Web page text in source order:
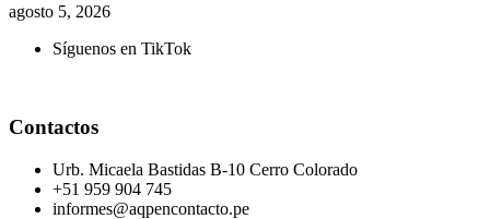
agosto 5, 2026
Síguenos en TikTok
Contactos
Urb. Micaela Bastidas B-10 Cerro Colorado
+51 959 904 745
informes@aqpencontacto.pe